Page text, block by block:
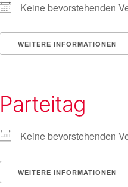
Keine bevorstehenden
WEITERE INFORMATIONEN
Parteitag
Keine bevorstehenden
WEITERE INFORMATIONEN